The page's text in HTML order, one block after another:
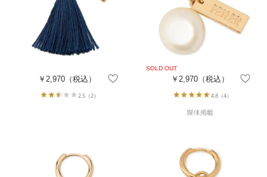
￥2,970 （税込）
2.5 （2）
￥2,970（税込）
4.8（4）